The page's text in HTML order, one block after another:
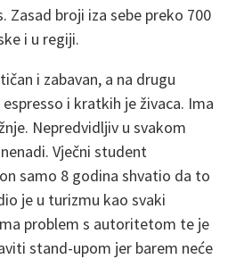
Zasad broji iza sebe preko 700
i u regiji.
i zabavan, a na drugu
i kratkih je živaca. Ima
Nepredvidljiv u svakom
Vječni student
samo 8 godina shvatio da to
je u turizmu kao svaki
problem s autoritetom te je
stand-upom jer barem neće